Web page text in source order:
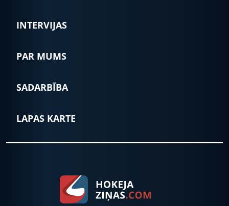
INTERVIJAS
PAR MUMS
SADARBĪBA
LAPAS KARTE